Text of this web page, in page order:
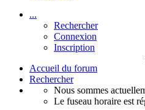
...
Rechercher
Connexion
Inscription
Accueil du forum
Rechercher
Nous sommes
Le fuseau horaire est